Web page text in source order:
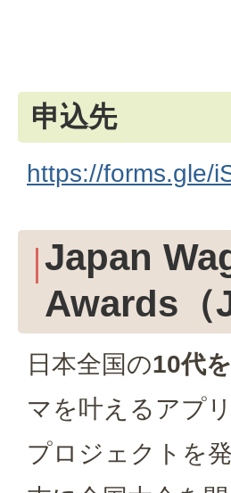
申込先
https://forms.gle/
Japan
Awards（
日本全国の10代
マを叶えるアプ
プロジェクトを